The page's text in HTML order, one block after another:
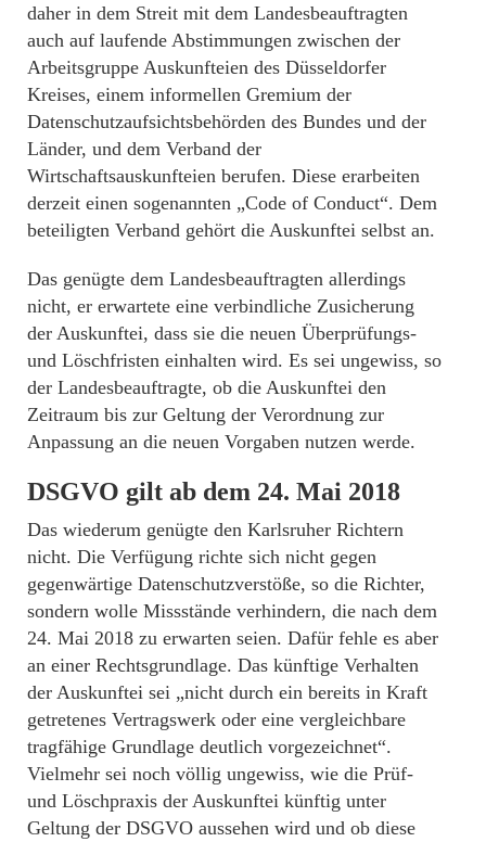
daher in dem Streit mit dem Landesbeauftragten
auch auf laufende Abstimmungen zwischen der
Arbeitsgruppe Auskunfteien des Düsseldorfer
Kreises, einem informellen Gremium der
Datenschutzaufsichtsbehörden des Bundes und der
Länder, und dem Verband der
Wirtschaftsauskunfteien berufen. Diese erarbeiten
derzeit einen sogenannten „Code of Conduct“. Dem
beteiligten Verband gehört die Auskunftei selbst an.
Das genügte dem Landesbeauftragten allerdings
nicht, er erwartete eine verbindliche Zusicherung
der Auskunftei, dass sie die neuen Überprüfungs-
und Löschfristen einhalten wird. Es sei ungewiss, so
der Landesbeauftragte, ob die Auskunftei den
Zeitraum bis zur Geltung der Verordnung zur
Anpassung an die neuen Vorgaben nutzen werde.
DSGVO gilt ab dem 24. Mai 2018
Das wiederum genügte den Karlsruher Richtern
nicht. Die Verfügung richte sich nicht gegen
gegenwärtige Datenschutzverstöße, so die Richter,
sondern wolle Missstände verhindern, die nach dem
24. Mai 2018 zu erwarten seien. Dafür fehle es aber
an einer Rechtsgrundlage. Das künftige Verhalten
der Auskunftei sei „nicht durch ein bereits in Kraft
getretenes Vertragswerk oder eine vergleichbare
tragfähige Grundlage deutlich vorgezeichnet“.
Vielmehr sei noch völlig ungewiss, wie die Prüf-
und Löschpraxis der Auskunftei künftig unter
Geltung der DSGVO aussehen wird und ob diese